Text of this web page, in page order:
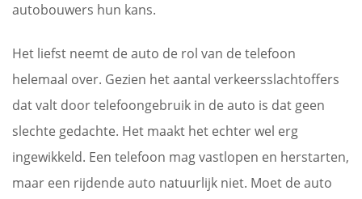
autobouwers hun kans.
Het liefst neemt de auto de rol van de telefoon
helemaal over. Gezien het aantal verkeersslachtoffers
dat valt door telefoongebruik in de auto is dat geen
slechte gedachte. Het maakt het echter wel erg
ingewikkeld. Een telefoon mag vastlopen en herstarten,
maar een rijdende auto natuurlijk niet. Moet de auto